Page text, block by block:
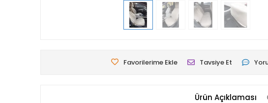
Favorilerime Ekle Tavsiye Et
Ürün Açıklaması